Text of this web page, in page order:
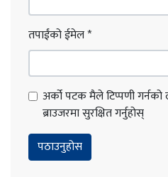
तपाईंको ईमेल*
अर्को पटक मैले टिप्पणी
ब्राउजरमा सुरक्षित गर्नुहोस्